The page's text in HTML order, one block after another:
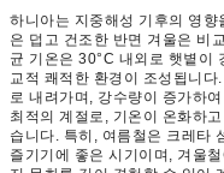
하니아는 지중해성 기후의 영
은 덥고 건조한 반면 겨울은 비
균 기온은 30°C 내외로 햇볕이
교적 쾌적한 환경이 조성됩니
로 내려가며, 강수량이 증가하
최적의 계절로, 기온이 온화하
습니다. 특히, 여름철은 크레타
즐기기에 좋은 시기이며, 겨울